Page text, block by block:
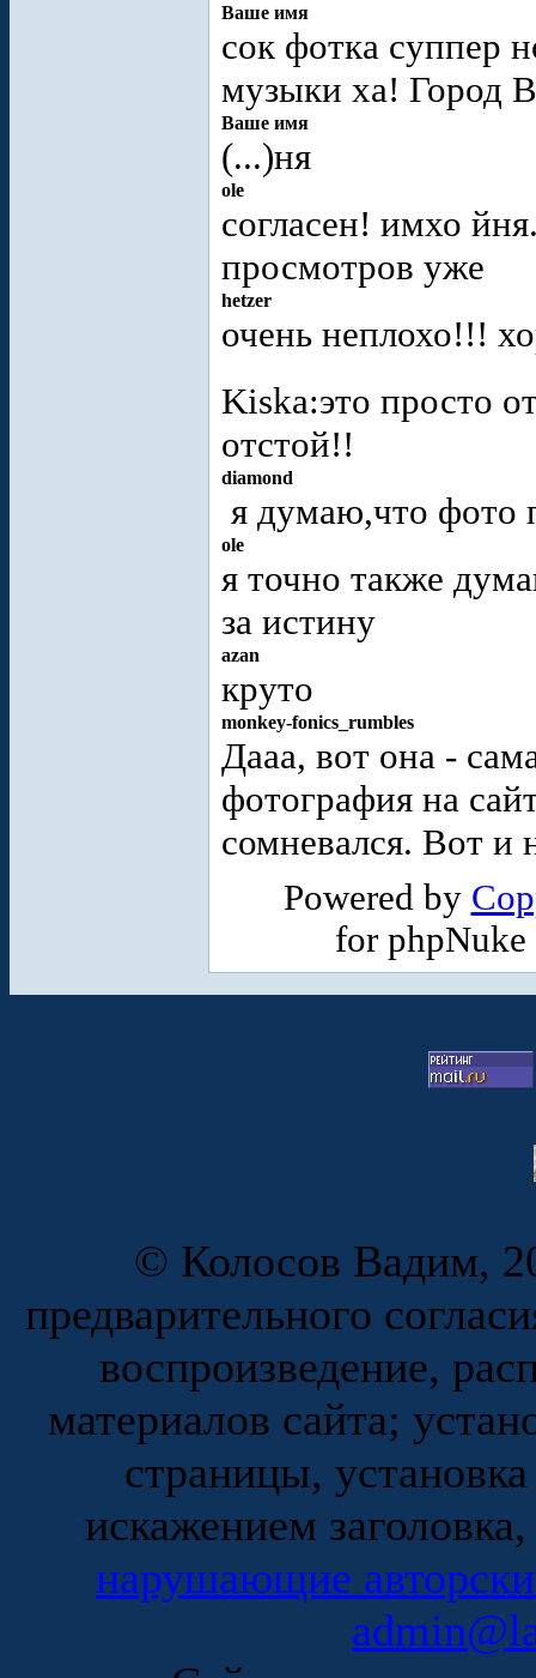
Ваше имя
сок фотка суппер
музыки ха! Город
Ваше имя
(...)ня
ole
согласен! имхо
просмотров уже
hetzer
очень неплохо!!!
Kiska:это просто
отстой!!
diamond
я думаю,что фото
ole
я точно также
за истину
azan
круто
monkey-fonics_rumbles
Дааа, вот она -
фотография на
сомневался. Вот и
Powered by
for
© Колосов Вадим,
предварительного
воспроизведение,
материалов сайта;
страницы,
искажением
нарушающие